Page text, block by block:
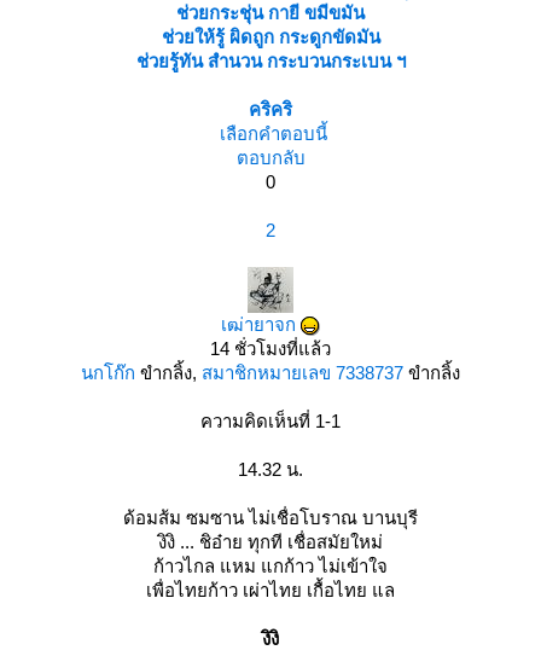
ช่วยกระชุ่น กายี ขมีขมัน
ช่วยให้รู้ ผิดถูก กระดูกขัดมัน
ช่วยรู้ทัน สำนวน กระบวนกระเบน ฯ
คริคริ
เลือกคำตอบนี้
ตอบกลับ
0
2
เฒ่ายาจก
14 ชั่วโมงที่แล้ว
นกโก๊ก ขำกลิ้ง, สมาชิกหมายเลข 7338737 ขำกลิ้ง
ความคิดเห็นที่ 1-1
14.32 น.
ด้อมส้ม ซมซาน ไม่เชื่อโบราณ บานบุรี
งิงิ ... ชิอ๋าย ทุกที เชื่อสมัยใหม่
ก้าวไกล แหม แกก้าว ไม่เข้าใจ
เพื่อไทยก้าว เผ่าไทย เกื้อไทย แล
งิงิ